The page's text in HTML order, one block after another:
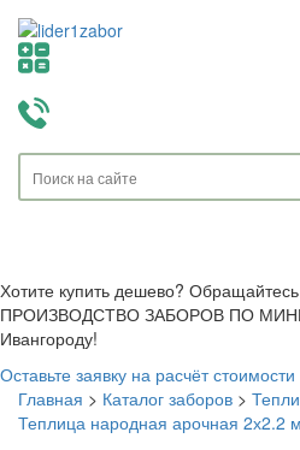
Хотите купить дешево?
ПРОИЗВОДСТВО ЗАБОРОВ ПО
Ивангороду!
Оставьте заявку на расчёт
Главная > Каталог заборов >
Теплица народная арочная 2х2.2 м